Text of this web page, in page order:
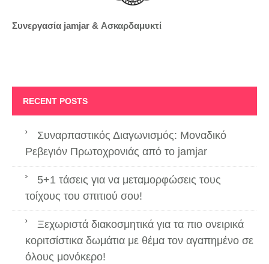
Συνεργασία jamjar & Ασκαρδαμυκτί
RECENT POSTS
Συναρπαστικός Διαγωνισμός: Μοναδικό
Ρεβεγιόν Πρωτοχρονιάς από το jamjar
5+1 τάσεις για να μεταμορφώσεις τους
τοίχους του σπιτιού σου!
Ξεχωριστά διακοσμητικά για τα πιο ονειρικά
κοριτσίστικα δωμάτια με θέμα τον αγαπημένο σε
όλους μονόκερο!